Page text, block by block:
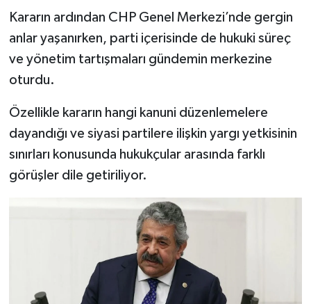
Kararın ardından CHP Genel Merkezi’nde gergin
anlar yaşanırken, parti içerisinde de hukuki süreç
ve yönetim tartışmaları gündemin merkezine
oturdu.
Özellikle kararın hangi kanuni düzenlemelere
dayandığı ve siyasi partilere ilişkin yargı yetkisinin
sınırları konusunda hukukçular arasında farklı
görüşler dile getiriliyor.